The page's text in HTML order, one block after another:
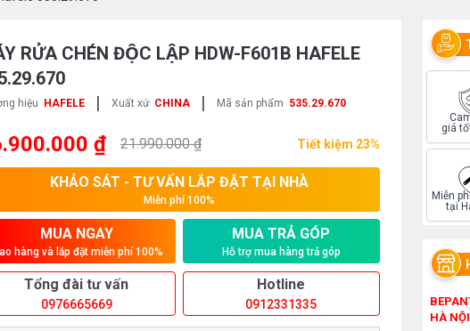
RỬA CHÉN ĐỘC LẬP HDW-F601B HAFELE
hiệu HAFELE | Xuất xứ CHINA | Mã sản phẩm 535.29.670
₫ 21.990.000 ₫ Tiết kiệm 23%
KHẢO SÁT - TƯ VẤN LẮP ĐẶT TẠI NHÀ
Miễn phí 100%
MUA NGAY
hàng và lắp đặt miễn phí 100%
MUA TRẢ GÓP
Hỗ trợ mua hàng trả góp
Tổng đài tư vấn
0976665669
Hotline
0912331335
giá
Miễn
tại
HÀ NỘI